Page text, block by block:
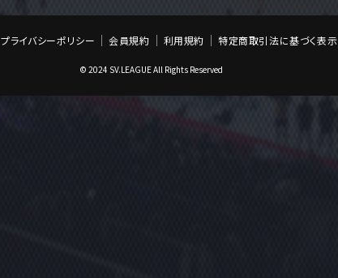
プライバシーポリシー 会員規約 利用規約 特定商取引法に基づく表示
© 2024 SV.LEAGUE All Rights Reserved